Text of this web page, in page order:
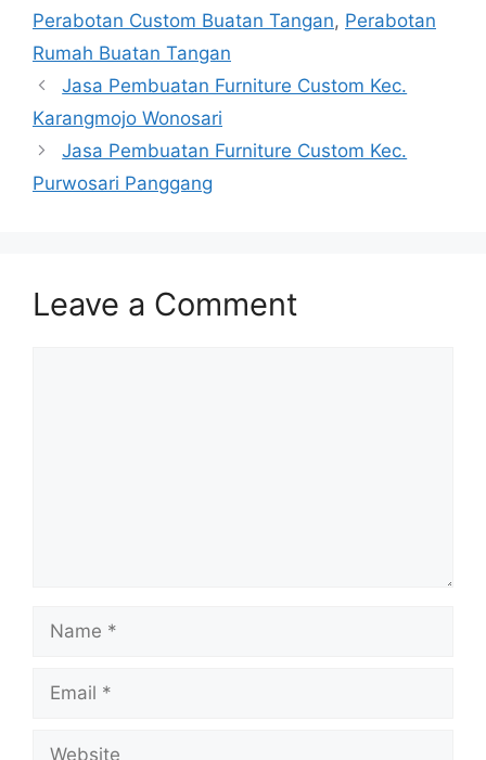
Perabotan Custom Buatan Tangan, Perabotan
Rumah Buatan Tangan
Jasa Pembuatan Furniture Custom Kec.
Karangmojo Wonosari
Jasa Pembuatan Furniture Custom Kec.
Purwosari Panggang
Leave a Comment